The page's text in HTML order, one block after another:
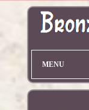
MENU